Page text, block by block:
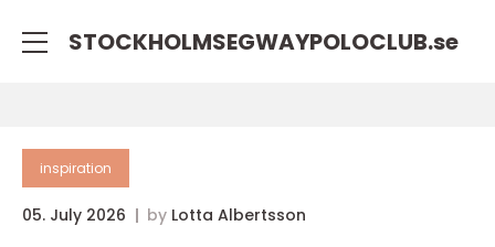
STOCKHOLMSEGWAYPOLOCLUB.se
inspiration
05. July 2026 by Lotta Albertsson